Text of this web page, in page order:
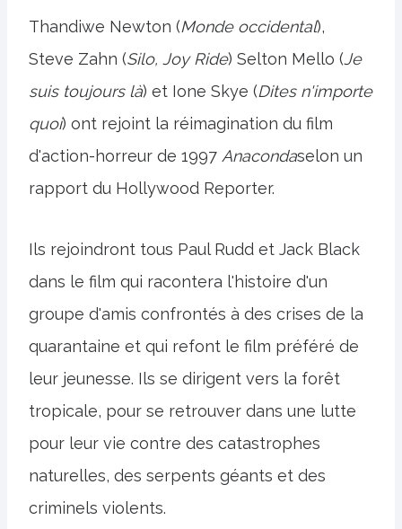
Thandiwe Newton (Monde occidental),
Steve Zahn (Silo, Joy Ride) Selton Mello (Je
suis toujours là) et Ione Skye (Dites n'importe
quoi) ont rejoint la réimagination du film
d'action-horreur de 1997 Anacondaselon un
rapport du Hollywood Reporter.
Ils rejoindront tous Paul Rudd et Jack Black
dans le film qui racontera l'histoire d'un
groupe d'amis confrontés à des crises de la
quarantaine et qui refont le film préféré de
leur jeunesse. Ils se dirigent vers la forêt
tropicale, pour se retrouver dans une lutte
pour leur vie contre des catastrophes
naturelles, des serpents géants et des
criminels violents.